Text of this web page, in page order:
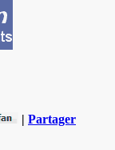
| Partager